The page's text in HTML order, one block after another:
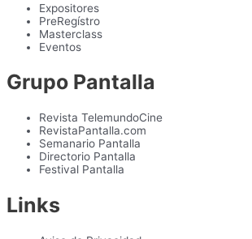
Expositores
PreRegístro
Masterclass
Eventos
Grupo Pantalla
Revista TelemundoCine
RevistaPantalla.com
Semanario Pantalla
Directorio Pantalla
Festival Pantalla
Links